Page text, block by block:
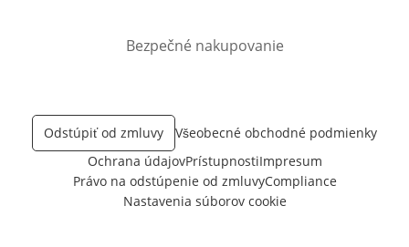
Bezpečné nakupovanie
Odstúpiť od zmluvy
Všeobecné obchodné podmienky
Ochrana údajovPrístupnostiImpresum
Právo na odstúpenie od zmluvyCompliance
Nastavenia súborov cookie